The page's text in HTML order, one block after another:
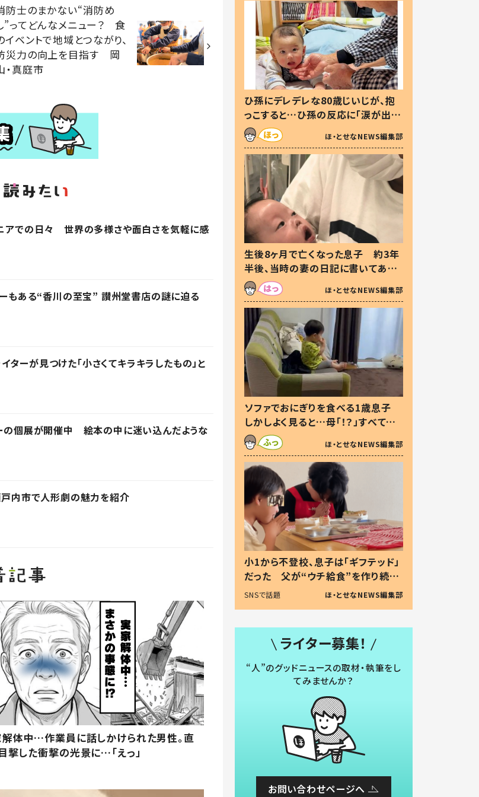
防士のまかない“消防め
”ってどんなメニュー？ 食
イベントで地域とつながり、
災力の向上を目指す 岡
・真庭市
アでの日々 世界の多様さや面白さを気軽に感
もある“香川の至宝” 讃州堂書店の謎に迫る
ーが見つけた「小さくてキラキラしたもの」と
の個展が開催中 絵本の中に迷い込んだような
戸内市で人形劇の魅力を紹介
体中…作業員に話しかけられた男性。直
撃した衝撃の光景に…「えっ」
ひ孫にデレデレな80歳じいじが、抱
っこすると…ひ孫の反応に「涙が出ま
した」「可愛くて仕方ない」
ほ・とせなNEWS編集部
生後8ヶ月で亡くなった息子 約3年
半後、当時の妻の日記に書いてあっ
た本音とは
ほ・とせなNEWS編集部
ソファでおにぎりを食べる1歳息子
しかしよく見ると…母「！？」すべてを
察した母の投稿に「可愛いから許
す！」「現行犯〜」
ほ・とせなNEWS編集部
小1から不登校、息子は「ギフテッド」
だった 父が“ウチ給食”を作り続け
る理由とは #令和の親 #令和の子
SNSで話題 ほ・とせなNEWS編集部
ライター募集！
“人”のグッドニュースの取材・執筆をし
てみませんか？
お問い合わせページへ